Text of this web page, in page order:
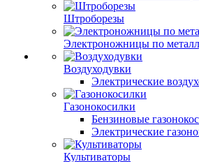
Штроборезы
Электроножницы по
Воздуходувки
Электрические
Газонокосилки
Бензиновые
Электрические
Культиваторы